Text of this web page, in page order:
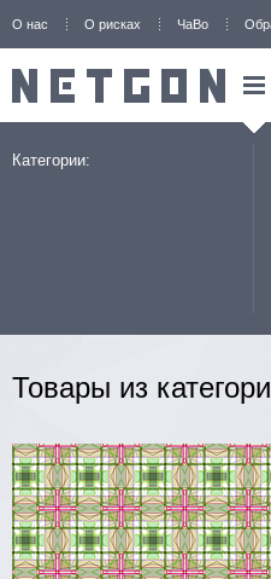
О нас О рисках ЧаВо
Категории:
Товары из